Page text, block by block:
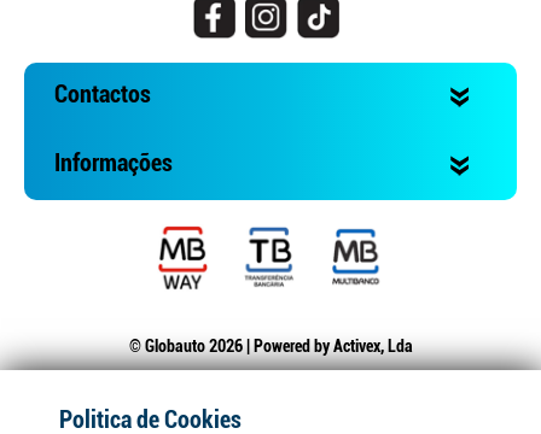
Contactos
Informações
© Globauto 2026 | Powered byActivex, Lda
Politica de Cookies